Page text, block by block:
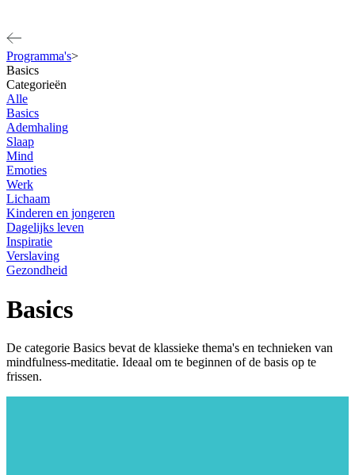
Programma's>
Basics
Categorieën
Alle
Basics
Ademhaling
Slaap
Mind
Emoties
Werk
Lichaam
Kinderen en jongeren
Dagelijks leven
Inspiratie
Verslaving
Gezondheid
Basics
De categorie Basics bevat de klassieke thema's en technieken van
mindfulness‑meditatie. Ideaal om te beginnen of de basis op te
frissen.